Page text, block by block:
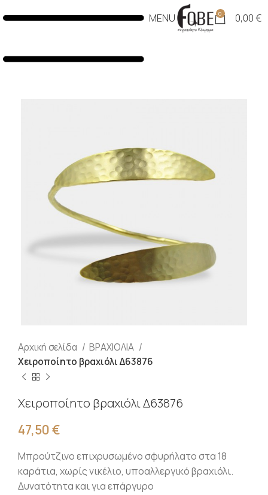
MENU 0 0,00€
Αρχική σελίδα
ΒΡΑΧΙΟΛΙΑ
Χειροποίητο βραχιόλι Δ63876
Χειροποίητο βραχιόλι Δ63876
47,50€
Μπρούτζινο επιχρυσωμένο σφυρήλατο στα 18
καράτια, χωρίς νικέλιο, υποαλλεργικό βραχιόλι.
Δυνατότητα και για επάργυρο